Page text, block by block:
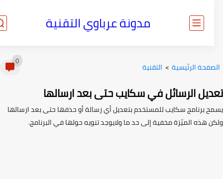
مدونة عرباوي التقنية
الرئيسية> التقنية
الرسائل في سكايب حتى بعد ارسالها
برنامج سكايب للمستخدم بتعديل أي رسالة أو حذفها حتى بعد ارسالها
هذه الميّزة مخفية إلى حد ما ولايوجد تنويه حولها في البرنامج.